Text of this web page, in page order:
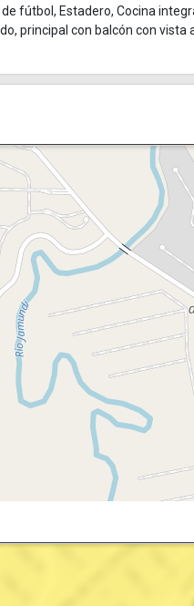
fútbol, Estadero, Cocina
principal con balcón con vista